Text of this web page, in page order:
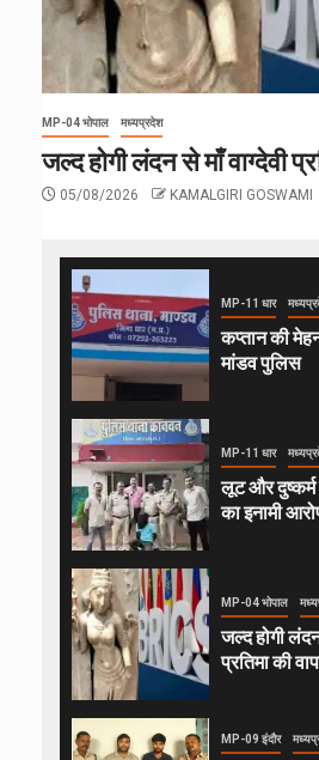
MP-04 भोपाल मध्यप्रदेश
जल्द होगी लंदन से माँ वाग्देवी
05/08/2026 KAMALGIRI GOSWAMI
MP-11 धार
कप्तान की
मांडव पुलिस
MP-11 धार
लूट और दुष्कर्म
का इनामी
MP-04 भोपाल
जल्द होगी
प्रतिमा की
MP-09 इंदौर